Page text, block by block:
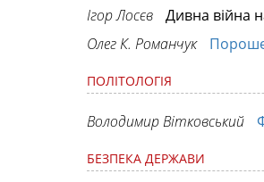
Ігор Лосєв
Дивна війна
Олег К. Романчук
ПОЛІТОЛОГІЯ
Володимир Вітковський
БЕЗПЕКА ДЕРЖАВИ